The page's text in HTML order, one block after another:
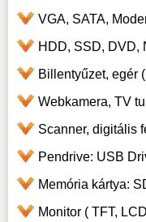
VGA, SATA,
HDD, SSD, DVD,
Billentyűzet, egér
Webkamera, TV
Scanner, digitális
Pendrive: USB
Memória kártya:
Monitor ( TFT,